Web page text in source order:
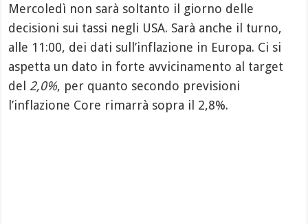
Mercoledì non sarà soltanto il giorno delle
decisioni sui tassi negli USA. Sarà anche il turno,
alle 11:00, dei dati sull’inflazione in Europa. Ci si
aspetta un dato in forte avvicinamento al target
del 2,0%, per quanto secondo previsioni
l’inflazione Core rimarrà sopra il 2,8%.